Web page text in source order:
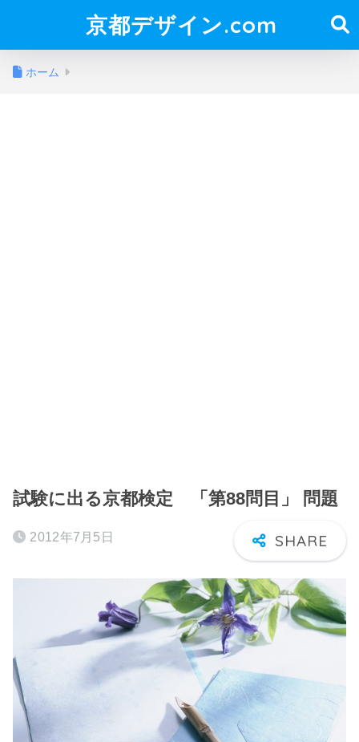
京都デザイン.com
ホーム
試験に出る京都検定 「第88問目」 問題
2012年7月5日